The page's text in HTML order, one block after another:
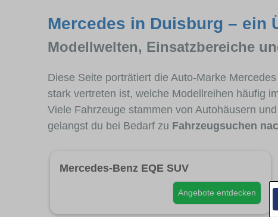
Mercedes in Duisburg – ein
Modellwelten, Einsatzbereiche
Diese Seite porträtiert die Auto-Marke
stark vertreten ist, welche Modellreihen häufig
Viele Fahrzeuge stammen von Autohäusern
gelangst du bei Bedarf zu Fahrzeugsuchen
Mercedes-Benz EQE SUV
Angebote entdecken